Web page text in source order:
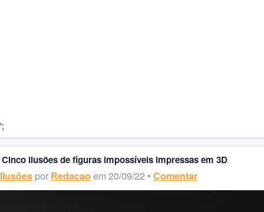
';
Cinco ilusões de figuras impossíveis impressas em 3D
Ilusões por Redacao em 20/09/22 • Comentar